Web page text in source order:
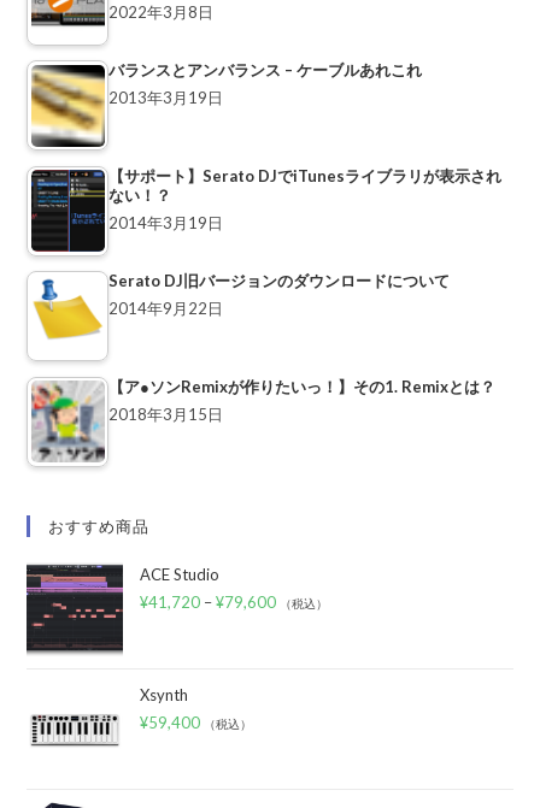
2022年3月8日
バランスとアンバランス – ケーブルあれこれ
2013年3月19日
【サポート】Serato DJでiTunesライブラリが表示され
ない！？
2014年3月19日
Serato DJ旧バージョンのダウンロードについて
2014年9月22日
【ア●ソンRemixが作りたいっ！】その1. Remixとは？
2018年3月15日
おすすめ商品
ACE Studio
¥41,720 –¥79,600 （税込）
Xsynth
¥59,400 （税込）